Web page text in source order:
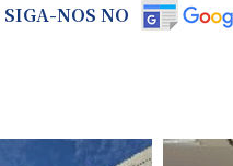
SIGA-NOS NO